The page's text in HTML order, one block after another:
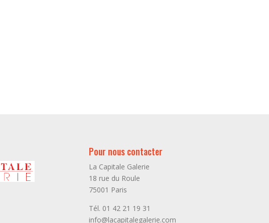
Pour nous contacter
La Capitale Galerie
18 rue du Roule
75001 Paris
Tél. 01 42 21 19 31
info@lacapitalegalerie.com